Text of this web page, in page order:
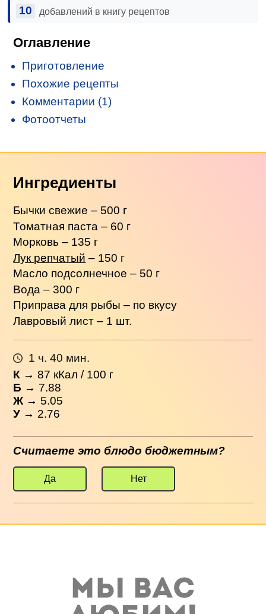
10 добавлений в книгу рецептов
Оглавление
Приготовление
Похожие рецепты
Комментарии (1)
Фотоотчеты
Ингредиенты
Бычки свежие – 500 г
Томатная паста – 60 г
Морковь – 135 г
Лук репчатый – 150 г
Масло подсолнечное – 50 г
Вода – 300 г
Приправа для рыбы – по вкусу
Лавровый лист – 1 шт.
1 ч. 40 мин.
К →87 кКал / 100 г
Б → 7.88
Ж → 5.05
У → 2.76
Считаете это блюдо бюджетным?
Да Нет